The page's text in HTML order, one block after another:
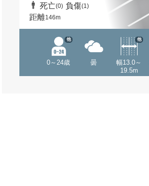
死亡(0) 負傷(1)
距離146m
0～24歳
他
曇
幅13.0～
19.5m
他